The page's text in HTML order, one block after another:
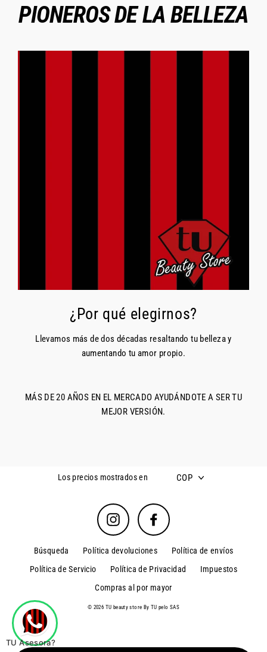
PIONEROS DE LA BELLEZA
¿Por qué elegirnos?
Llevamos más de dos décadas resaltando tu belleza y
aumentando tu amor propio.
MÁS DE 20 AÑOS EN EL MERCADO AYUDÁNDOTE A SER TU
MEJOR VERSIÓN.
Los precios mostrados en COP
Instagram Facebook
Búsqueda Política devoluciones
Política de envíos
Política de Servicio
Política de Privacidad
Impuestos
Compras al por mayor
© 2026 TU beauty store By TU pelo SAS
TU Asesora?